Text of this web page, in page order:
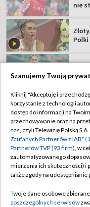
Jest
Szanujemy Twoją
Kliknij "Akceptuję i
korzystanie z technologii
dostęp do informacji na
przechowywanie oraz na
nas, czyli Telewizję Polską
Zaufanych Partnerów z IAB*
Partnerów TVP (93 firm), w
zautomatyzowanego
mierzenia ich skuteczności) i
także zgody na udostępnianie
Twoje dane osobowe
poszczególnych serwisów